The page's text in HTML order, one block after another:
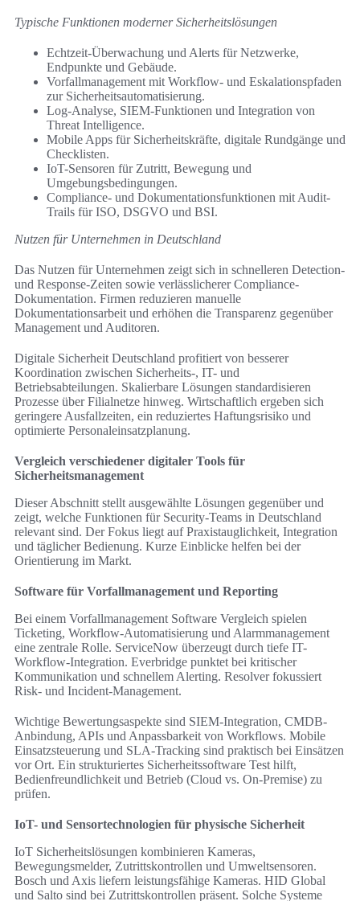
Typische Funktionen moderner Sicherheitslösungen
Echtzeit-Überwachung und Alerts für Netzwerke,
Endpunkte und Gebäude.
Vorfallmanagement mit Workflow- und Eskalationspfaden
zur Sicherheitsautomatisierung.
Log-Analyse, SIEM-Funktionen und Integration von
Threat Intelligence.
Mobile Apps für Sicherheitskräfte, digitale Rundgänge und
Checklisten.
IoT-Sensoren für Zutritt, Bewegung und
Umgebungsbedingungen.
Compliance- und Dokumentationsfunktionen mit Audit-
Trails für ISO, DSGVO und BSI.
Nutzen für Unternehmen in Deutschland
Das Nutzen für Unternehmen zeigt sich in schnelleren Detection-
und Response-Zeiten sowie verlässlicherer Compliance-
Dokumentation. Firmen reduzieren manuelle
Dokumentationsarbeit und erhöhen die Transparenz gegenüber
Management und Auditoren.
Digitale Sicherheit Deutschland profitiert von besserer
Koordination zwischen Sicherheits-, IT- und
Betriebsabteilungen. Skalierbare Lösungen standardisieren
Prozesse über Filialnetze hinweg. Wirtschaftlich ergeben sich
geringere Ausfallzeiten, ein reduziertes Haftungsrisiko und
optimierte Personaleinsatzplanung.
Vergleich verschiedener digitaler Tools für
Sicherheitsmanagement
Dieser Abschnitt stellt ausgewählte Lösungen gegenüber und
zeigt, welche Funktionen für Security-Teams in Deutschland
relevant sind. Der Fokus liegt auf Praxistauglichkeit, Integration
und täglicher Bedienung. Kurze Einblicke helfen bei der
Orientierung im Markt.
Software für Vorfallmanagement und Reporting
Bei einem Vorfallmanagement Software Vergleich spielen
Ticketing, Workflow-Automatisierung und Alarmmanagement
eine zentrale Rolle. ServiceNow überzeugt durch tiefe IT-
Workflow-Integration. Everbridge punktet bei kritischer
Kommunikation und schnellem Alerting. Resolver fokussiert
Risk- und Incident-Management.
Wichtige Bewertungsaspekte sind SIEM-Integration, CMDB-
Anbindung, APIs und Anpassbarkeit von Workflows. Mobile
Einsatzsteuerung und SLA-Tracking sind praktisch bei Einsätzen
vor Ort. Ein strukturiertes Sicherheitssoftware Test hilft,
Bedienfreundlichkeit und Betrieb (Cloud vs. On-Premise) zu
prüfen.
IoT- und Sensortechnologien für physische Sicherheit
IoT Sicherheitslösungen kombinieren Kameras,
Bewegungsmelder, Zutrittskontrollen und Umweltsensoren.
Bosch und Axis liefern leistungsfähige Kameras. HID Global
und Salto sind bei Zutrittskontrollen präsent. Solche Systeme